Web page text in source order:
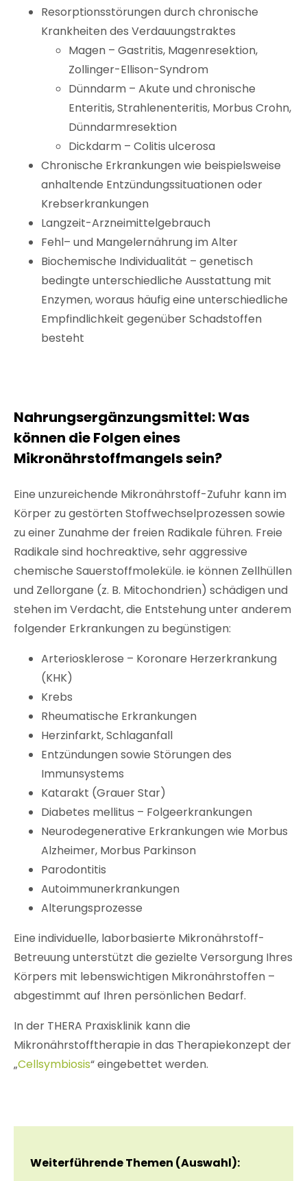
Resorptionsstörungen durch chronische
Krankheiten des Verdauungstraktes
Magen – Gastritis, Magenresektion,
Zollinger-Ellison-Syndrom
Dünndarm – Akute und chronische
Enteritis, Strahlenenteritis, Morbus Crohn,
Dünndarmresektion
Dickdarm – Colitis ulcerosa
Chronische Erkrankungen wie beispielsweise
anhaltende Entzündungssituationen oder
Krebserkrankungen
Langzeit-Arzneimittelgebrauch
Fehl– und Mangelernährung im Alter
Biochemische Individualität – genetisch
bedingte unterschiedliche Ausstattung mit
Enzymen, woraus häufig eine unterschiedliche
Empfindlichkeit gegenüber Schadstoffen
besteht
Nahrungsergänzungsmittel: Was
können die Folgen eines
Mikronährstoffmangels sein?
Eine unzureichende Mikronährstoff-Zufuhr kann im
Körper zu gestörten Stoffwechselprozessen sowie
zu einer Zunahme der freien Radikale führen. Freie
Radikale sind hochreaktive, sehr aggressive
chemische Sauerstoffmoleküle. ie können Zellhüllen
und Zellorgane (z. B. Mitochondrien) schädigen und
stehen im Verdacht, die Entstehung unter anderem
folgender Erkrankungen zu begünstigen:
Arteriosklerose – Koronare Herzerkrankung
(KHK)
Krebs
Rheumatische Erkrankungen
Herzinfarkt, Schlaganfall
Entzündungen sowie Störungen des
Immunsystems
Katarakt (Grauer Star)
Diabetes mellitus – Folgeerkrankungen
Neurodegenerative Erkrankungen wie Morbus
Alzheimer, Morbus Parkinson
Parodontitis
Autoimmunerkrankungen
Alterungsprozesse
Eine individuelle, laborbasierte Mikronährstoff-
Betreuung unterstützt die gezielte Versorgung Ihres
Körpers mit lebenswichtigen Mikronährstoffen –
abgestimmt auf Ihren persönlichen Bedarf.
In der THERA Praxisklinik kann die
Mikronährstofftherapie in das Therapiekonzept der
„Cellsymbiosis“eingebettet werden.
Weiterführende Themen (Auswahl):